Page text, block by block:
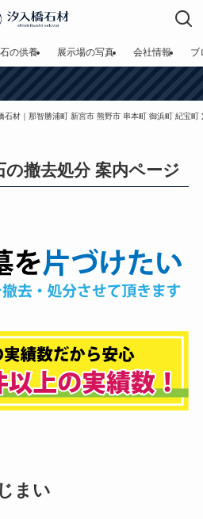
の供養 展示場の写真 会社情報 ブ
石材｜那智勝浦町 新宮市 熊野市 串本町 御浜町 紀宝町
撤去処分 案内ページ
まい